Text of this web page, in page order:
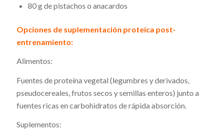
80 g de pistachos o anacardos
Opciones de suplementación proteica post-
entrenamiento:
Alimentos:
Fuentes de proteína vegetal (legumbres y derivados,
pseudocereales, frutos secos y semillas enteros) junto a
fuentes ricas en carbohidratos de rápida absorción.
Suplementos: